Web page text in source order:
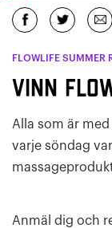
FLOWLIFE SUMMER
Vinn
Alla som är
varje söndag
Anmäl dig och